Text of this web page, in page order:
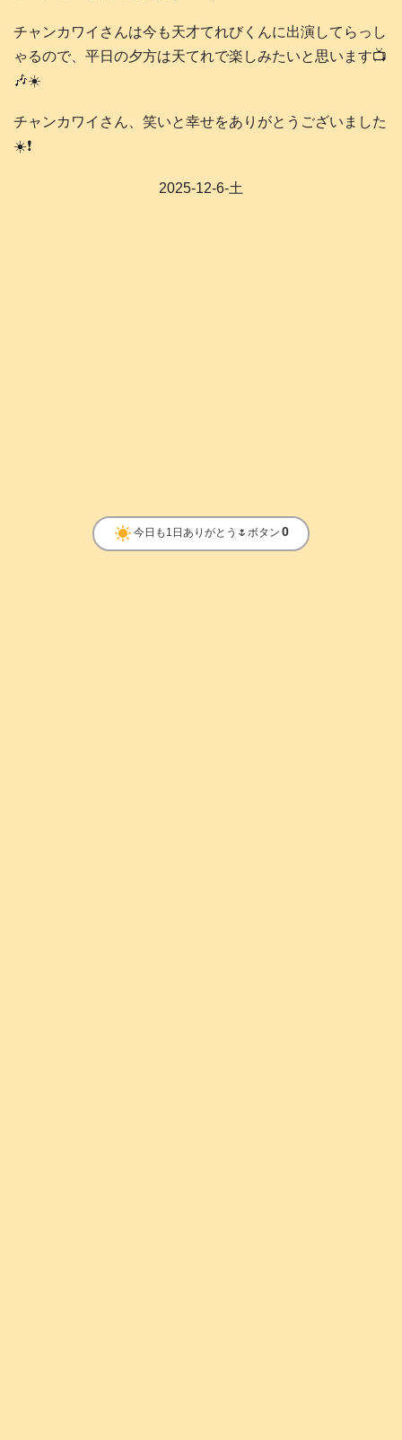
チャンカワイさんは今も天才てれびくんに出演してらっし
ゃるので、平日の夕方は天てれで楽しみたいと思います📺️
🎶☀️
チャンカワイさん、笑いと幸せをありがとうございました
☀️❗️
2025-12-6-土
clear_day 今日も1日ありがとう🌷ボタン 0